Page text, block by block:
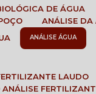
DE ÁGUA
ANÁLISE
ANÁLISE ÁGUA
LAUDO
ANÁLISE